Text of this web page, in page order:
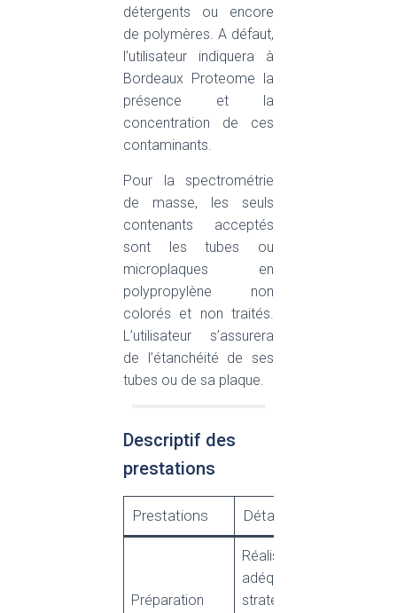
détergents ou encore
de polymères. A défaut,
l’utilisateur indiquera à
Bordeaux Proteome la
présence et la
concentration de ces
contaminants.
Pour la spectrométrie
de masse, les seuls
contenants acceptés
sont les tubes ou
microplaques en
polypropylène non
colorés et non traités.
L’utilisateur s’assurera
de l’étanchéité de ses
tubes ou de sa plaque.
Descriptif des
prestations
Prestations Détail
Préparation
Réalisée en
adéquation avec les
stratégies